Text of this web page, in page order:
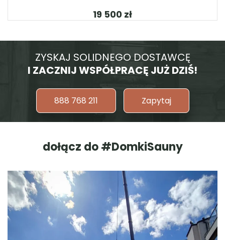
zł
ZYSKAJ SOLIDNEGO DOSTAWCĘ
I ZACZNIJ WSPÓŁPRACĘ JUŻ DZIŚ!
888 768 211 Zapytaj
dołącz do #DomkiSauny